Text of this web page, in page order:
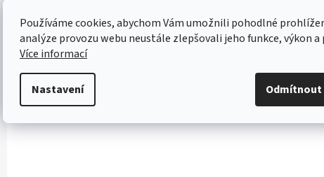
Používáme cookies, abychom Vám umožnili pohodlné
analýze provozu webu neustále zlepšovali jeho funkce, výkon
Více informací
Nastavení Odmítnout
Umístění
Volně vložený do zavazadlového prostoru.
URČENO PRO:
Octavia IV Combi (2019+)